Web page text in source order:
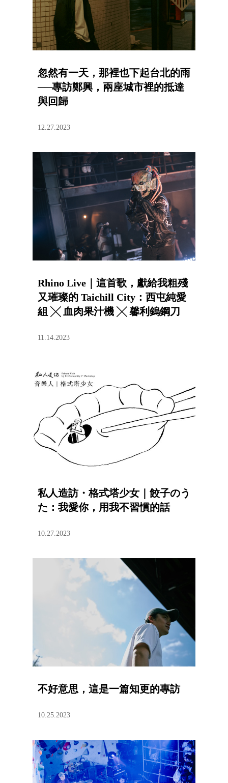
忽然有一天，那裡也下起台北的雨
──專訪鄭興，兩座城市裡的抵達
與回歸
12.27.2023
Rhino Live｜這首歌，獻給我粗殘
又璀璨的 Taichill City：西屯純愛
組 ╳ 血肉果汁機 ╳ 馨利鎢鋼刀
11.14.2023
私人造訪・格式塔少女｜餃子のう
た：我愛你，用我不習慣的話
10.27.2023
不好意思，這是一篇知更的專訪
10.25.2023